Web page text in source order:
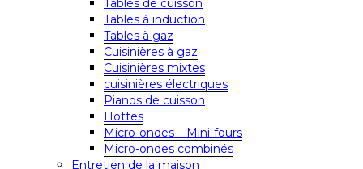
Tables de cuisson
Tables à induction
Tables à gaz
Cuisinières à gaz
Cuisinières mixtes
cuisinières électriques
Pianos de cuisson
Hottes
Micro-ondes – Mini-fours
Micro-ondes combinés
Entretien de la maison